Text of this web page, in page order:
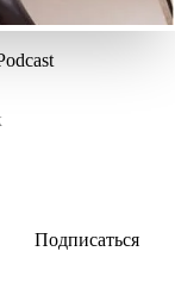
Подписаться